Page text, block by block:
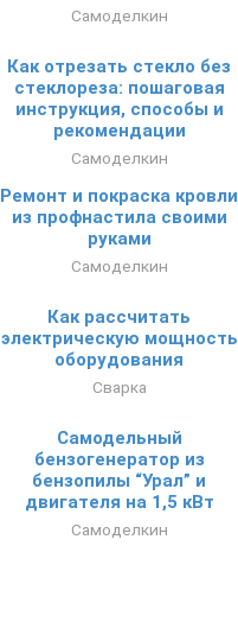
Самоделкин
Как отрезать стекло без
стеклореза: пошаговая
инструкция, способы и
рекомендации
Самоделкин
Ремонт и покраска кровли
из профнастила своими
руками
Самоделкин
Как рассчитать
электрическую мощность
оборудования
Сварка
Самодельный
бензогенератор из
бензопилы “Урал” и
двигателя на 1,5 кВт
Самоделкин